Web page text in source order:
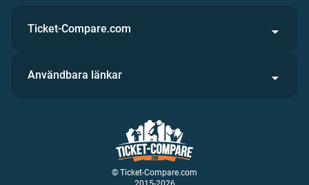
© Ticket-Compare.com
Ticket-Compare.com
Användbara länkar